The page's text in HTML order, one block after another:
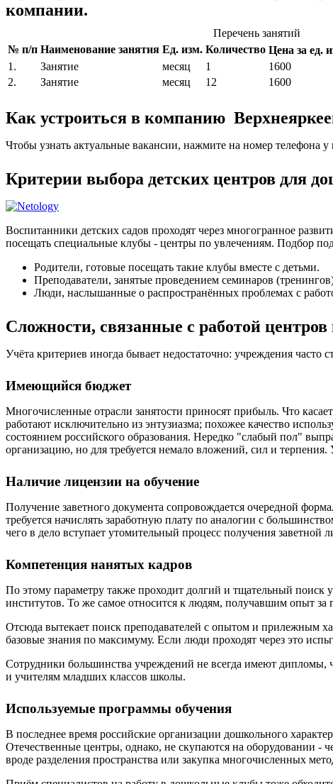
компании.
Перечень занятий
№ п/п Наименование занятия Ед. изм. Количество Цена за ед.
1.
Занятие месяц 1 1600
2.
Занятие месяц 12 1600
Как устроиться в компанию
Чтобы узнать актуальные вакансии, нажмите на номер телефона
Критерии выбора детских центров для
Воспитанники детских садов проходят через многогранное
посещать специальные клубы - центры по увлечениям. Подбор
Родители, готовые посещать такие клубы вместе с детьми.
Преподаватели, занятые проведением семинаров
Люди, наслышанные о распространённых проблемах с
Сложности, связанные с работой
Учёта критериев иногда бывает недостаточно: учреждения
Имеющийся бюджет
Многочисленные отрасли занятости приносят прибыль. Что
работают исключительно из энтузиазма; похожее качество
состоянием российского образования. Нередко "слабый пол"
организацию, но для требуется немало вложений, сил и
Наличие лицензии на обучение
Получение заветного документа сопровождается очередной
требуется начислять заработную плату по аналогии с
чего в дело вступает утомительный процесс получения заветной
Компетенция нанятых кадров
По этому параметру также проходит долгий и тщательный
институтов. То же самое относится к людям, получавшим опыт за
Отсюда вытекает поиск преподавателей с опытом и прилежным
базовые знания по максимуму. Если люди проходят через это
Сотрудники большинства учреждений не всегда имеют дипломы,
и учителям младших классов школы.
Используемые программы обучения
В последнее время российские организации дошкольного
Отечественные центры, однако, не скупаются на оборудовании -
вроде разделения пространства или закупка многочисленных